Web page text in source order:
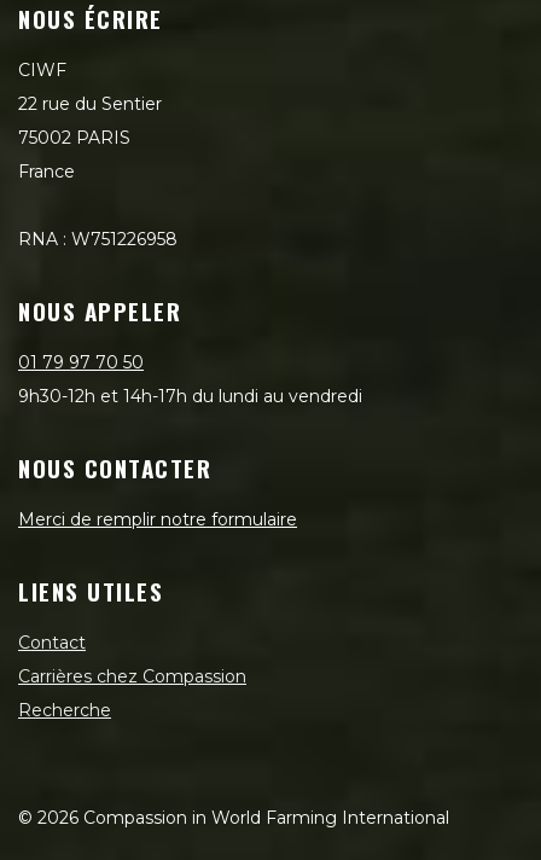
NOUS ÉCRIRE
CIWF
22 rue du Sentier
75002 PARIS
France
RNA : W751226958
NOUS APPELER
01 79 97 70 50
9h30-12h et 14h-17h du lundi au vendredi
NOUS CONTACTER
Merci de remplir notre formulaire
LIENS UTILES
Contact
Carrières chez Compassion
Recherche
© 2026 Compassion in World Farming International